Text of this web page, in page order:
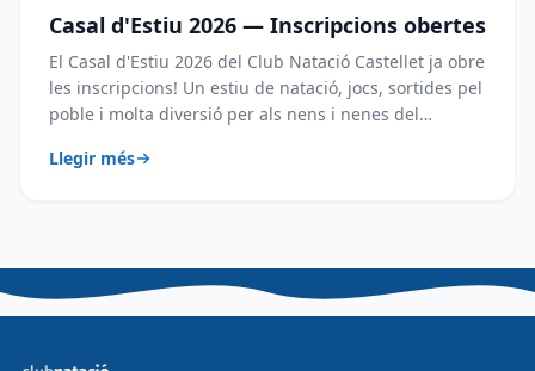
Casal d'Estiu 2026 — Inscripcions obertes
El Casal d'Estiu 2026 del Club Natació Castellet ja obre
les inscripcions! Un estiu de natació, jocs, sortides pel
poble i molta diversió per als nens i nenes del
Llegir més